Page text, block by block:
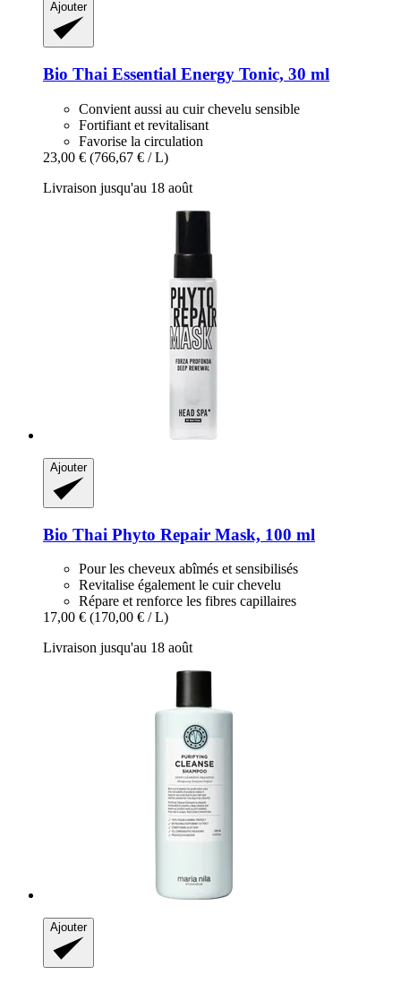
Ajouter
Bio Thai Essential Energy Tonic, 30 ml
Convient aussi au cuir chevelu sensible
Fortifiant et revitalisant
Favorise la circulation
23,00 € (766,67 € / L)
Livraison jusqu'au 18 août
Ajouter
Bio Thai Phyto Repair Mask, 100 ml
Pour les cheveux abîmés et sensibilisés
Revitalise également le cuir chevelu
Répare et renforce les fibres capillaires
17,00 € (170,00 € / L)
Livraison jusqu'au 18 août
Ajouter